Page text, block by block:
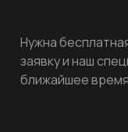
Нужна
заявку и наш
ближайшее